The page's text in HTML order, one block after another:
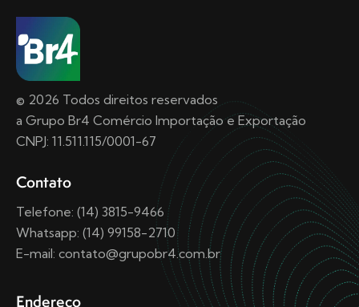
© 2026 Todos direitos reservados
a Grupo Br4 Comércio Importação e Exportação
CNPJ: 11.511.115/0001-67
Contato
Telefone: (14) 3815-9466
Whatsapp: (14) 99158-2710
E-mail: contato@grupobr4.com.br
Endereço